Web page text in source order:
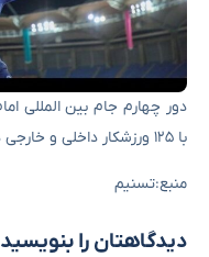
با ۱۲۵ ورزشکار داخلی و خارجی در مشهاد آغاز شد.
منبع:تسنیم
دیدگاهتان را بنویسید